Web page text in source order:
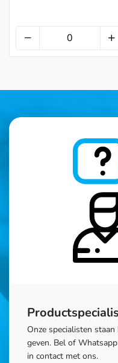
Onze specialisten
geven. Bel of
in contact met ons.